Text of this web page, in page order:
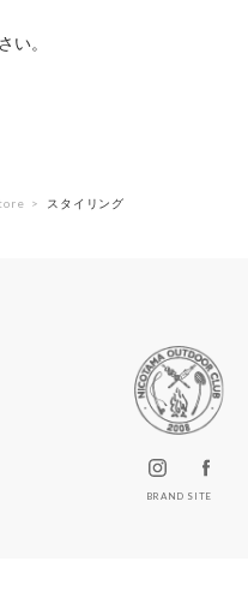
い。
スタイリング
BRAND SITE